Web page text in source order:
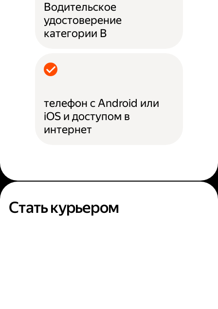
Водительское
удостоверение
категории B
телефон с Android или
iOS и доступом в
интернет
Стать курьером